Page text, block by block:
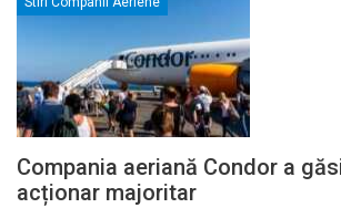
Compania aeriană Condor a
acționar majoritar